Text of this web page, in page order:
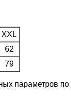
XXL
62
79
параметров по